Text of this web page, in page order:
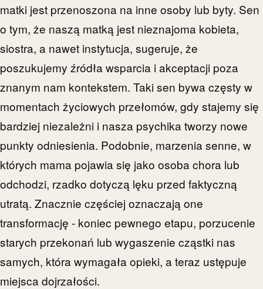
matki jest przenoszona na inne osoby lub byty. Sen
o tym, że naszą matką jest nieznajoma kobieta,
siostra, a nawet instytucja, sugeruje, że
poszukujemy źródła wsparcia i akceptacji poza
znanym nam kontekstem. Taki sen bywa częsty w
momentach życiowych przełomów, gdy stajemy się
bardziej niezależni i nasza psychika tworzy nowe
punkty odniesienia. Podobnie, marzenia senne, w
których mama pojawia się jako osoba chora lub
odchodzi, rzadko dotyczą lęku przed faktyczną
utratą. Znacznie częściej oznaczają one
transformację - koniec pewnego etapu, porzucenie
starych przekonań lub wygaszenie cząstki nas
samych, która wymagała opieki, a teraz ustępuje
miejsca dojrzałości.